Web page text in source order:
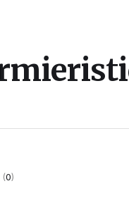
(0)